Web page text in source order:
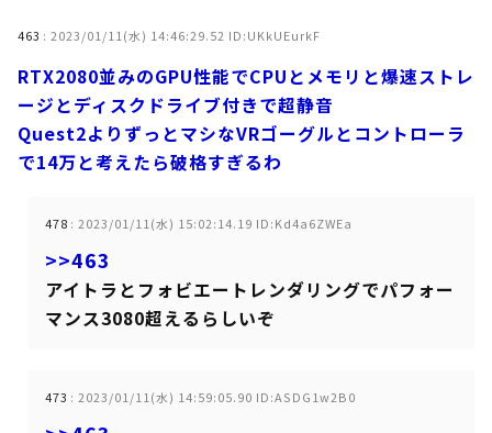
463 : 2023/01/11(水) 14:46:29.52 ID:UKkUEurkF
RTX2080並みのGPU性能でCPUとメモリと爆速ストレ
ージとディスクドライブ付きで超静音
Quest2よりずっとマシなVRゴーグルとコントローラ
で14万と考えたら破格すぎるわ
478 : 2023/01/11(水) 15:02:14.19 ID:Kd4a6ZWEa
>>463
アイトラとフォビエートレンダリングでパフォー
マンス3080超えるらしいぞ
473 : 2023/01/11(水) 14:59:05.90 ID:ASDG1w2B0